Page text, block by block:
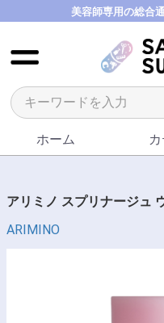
美容師専用の総合
ホーム
アリミノ スプリナージュ
ARIMINO